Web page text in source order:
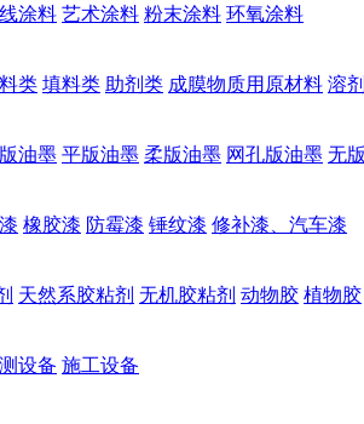
涂料 艺术涂料 粉末涂料 环氧涂料
类 填料类 助剂类 成膜物质用原材料 溶
油墨 平版油墨 柔版油墨 网孔版油墨 无
橡胶漆 防霉漆 锤纹漆 修补漆、汽车漆
天然系胶粘剂 无机胶粘剂 动物胶 植物胶
设备 施工设备